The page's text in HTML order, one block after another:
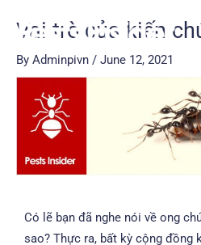
content
Vai trò của kiến
By Adminpivn / June 12, 2021
Có lẽ bạn đã nghe nói về ong
sao? Thực ra, bất kỳ cộng đồng
navigation